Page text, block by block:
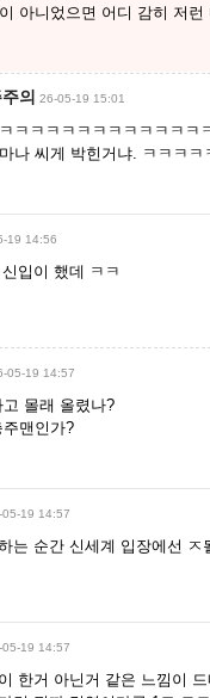
아니었으면 어디 감히 저
의 26-05-19 15:01
ㅋㅋㅋㅋㅋㅋㅋㅋㅋㅋㅋㅋ
나 씨게 박힌거냐. ㅋㅋㅋㅋ
19 14:56
입이 했데 ㅋㅋ
05-19 14:57
몰래 올렸나?
맨인가?
05-19 14:57
는 순간 신세계 입장에선 ㅈ
05-19 14:57
한거 아닌거 같은 느낌이 드